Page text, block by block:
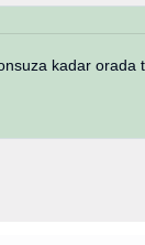
kadar orada